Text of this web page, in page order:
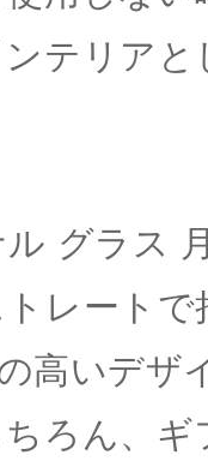
テリア
ル グラス
レート
高いデザ
ろん、